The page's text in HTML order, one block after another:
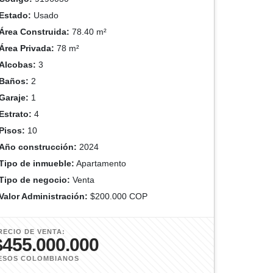
Usado
Construida: 78.40 m²
Privada: 78 m²
3
2
1
4
10
construcción: 2024
de inmueble: Apartamento
de negocio: Venta
Administración: $200.000 COP
DE VENTA:
COLOMBIANOS